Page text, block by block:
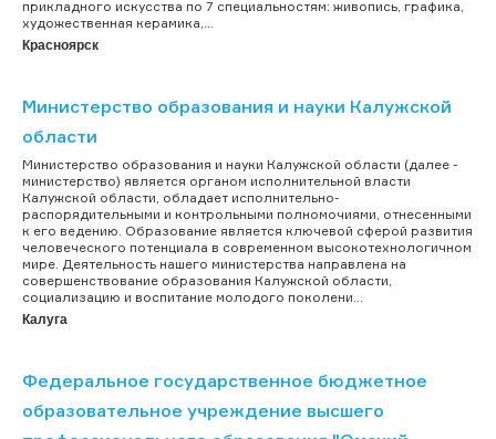
прикладного искусства по 7 специальностям: живопись, графика,
художественная керамика,...
Красноярск
Министерство образования и науки Калужской
области
Министерство образования и науки Калужской области (далее -
министерство) является органом исполнительной власти
Калужской области, обладает исполнительно-
распорядительными и контрольными полномочиями, отнесенными
к его ведению. Образование является ключевой сферой развития
человеческого потенциала в современном высокотехнологичном
мире. Деятельность нашего министерства направлена на
совершенствование образования Калужской области,
социализацию и воспитание молодого поколени...
Калуга
Федеральное государственное бюджетное
образовательное учреждение высшего